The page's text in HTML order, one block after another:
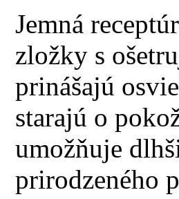
Jemná
zložky s
prinášajú
starajú o
umožňuje
prirodzeného